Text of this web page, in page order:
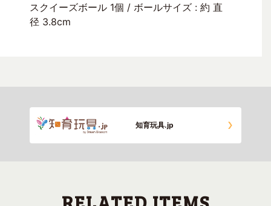
スクイーズボール 1個 / ボールサイズ : 約 直
径 3.8cm
知育玩具.jp